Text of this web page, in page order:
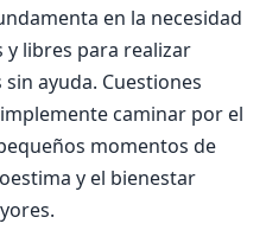
en la necesidad
y libres para realizar
ayuda. Cuestiones
caminar por el
momentos de
y el bienestar